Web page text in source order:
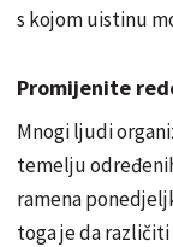
s kojom uistinu
Promijenite
Mnogi ljudi
temelju
ramena
toga je da